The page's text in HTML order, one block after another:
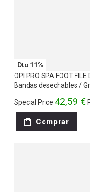
Dto 11%
OPI PRO SPA FOOT
Bandas desechables /
Special Price 42,59 €
Comprar